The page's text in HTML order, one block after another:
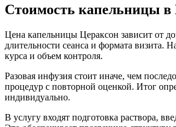
Стоимость капельницы в
Цена капельницы Цераксон зависит от
длительности сеанса и формата визита.
курса и объем контроля.
Разовая инфузия стоит иначе, чем
процедур с повторной оценкой. Итог
индивидуально.
В услугу входят подготовка раствора,